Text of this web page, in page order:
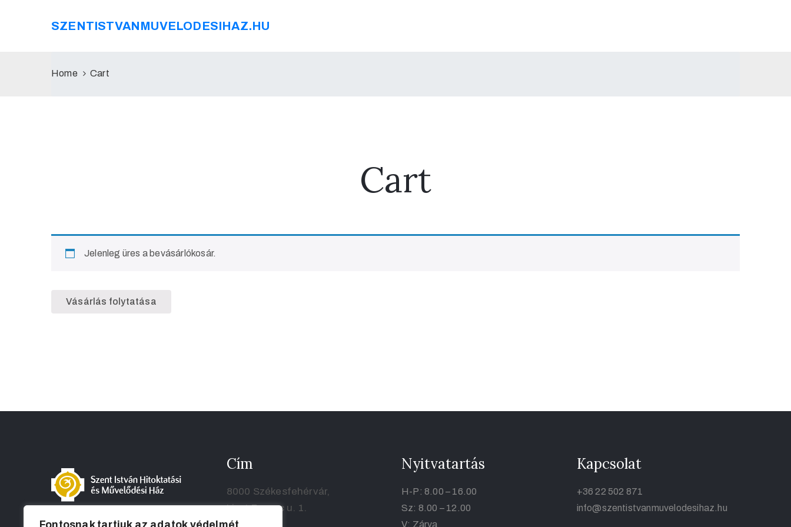
Fontosnak tartjuk az adatok védelmét
SZENTISTVANMUVELODESIHAZ.HU
Home Cart
Cart
Jelenleg üres a bevásárlókosár.
Vásárlás folytatása
Cím
8000 Székesfehérvár,
Liszt Ferenc u. 1.
Nyitvatartás
H-P: 8.00 – 16.00
Sz: 8.00 – 12.00
V: Zárva
Kapcsolat
+36 22 502 871
info@szentistvanmuvelodesihaz.hu